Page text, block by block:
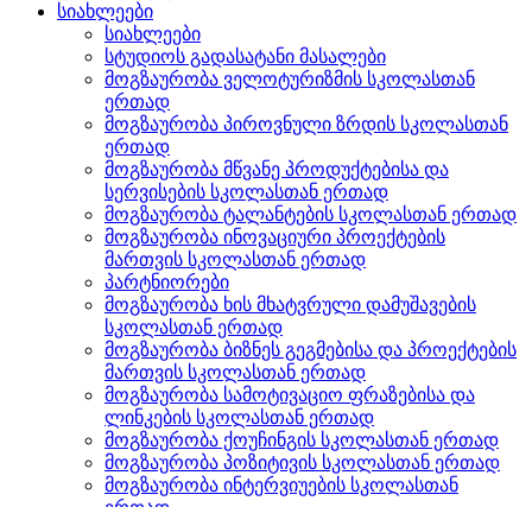
სიახლეები
სიახლეები
სტუდიოს გადასატანი მასალები
მოგზაურობა ველოტურიზმის სკოლასთან
ერთად
მოგზაურობა პიროვნული ზრდის სკოლასთან
ერთად
მოგზაურობა მწვანე პროდუქტებისა და
სერვისების სკოლასთან ერთად
მოგზაურობა ტალანტების სკოლასთან ერთად
მოგზაურობა ინოვაციური პროექტების
მართვის სკოლასთან ერთად
პარტნიორები
მოგზაურობა ხის მხატვრული დამუშავების
სკოლასთან ერთად
მოგზაურობა ბიზნეს გეგმებისა და პროექტების
მართვის სკოლასთან ერთად
მოგზაურობა სამოტივაციო ფრაზებისა და
ლინკების სკოლასთან ერთად
მოგზაურობა ქოუჩინგის სკოლასთან ერთად
მოგზაურობა პოზიტივის სკოლასთან ერთად
მოგზაურობა ინტერვიუების სკოლასთან